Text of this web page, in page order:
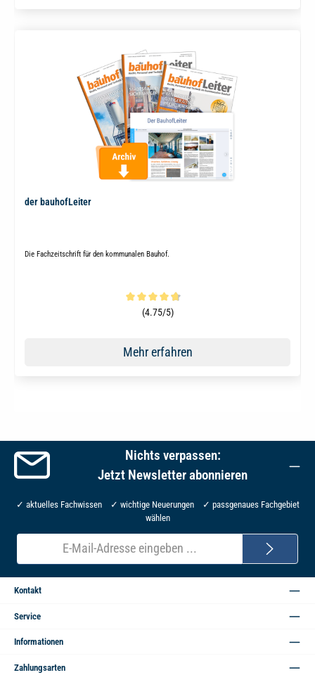
der bauhofLeiter
Die Fachzeitschrift für den kommunalen Bauhof.
Durchschnittliche Bewertung von 4.7 von 5 Sternen
(4.75/5)
Mehr erfahren
Nichts verpassen:
Jetzt Newsletter abonnieren
✓ aktuelles Fachwissen ✓ wichtige Neuerungen ✓ passgenaues Fachgebiet
wählen
E-
Mail-
Adresse*
Kontakt
Service
Informationen
Zahlungsarten